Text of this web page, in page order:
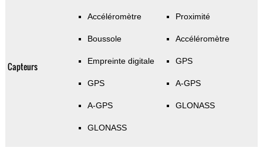
Capteurs
Accéléromètre
Boussole
Empreinte digitale
GPS
A-GPS
GLONASS
Proximité
Accéléromètre
GPS
A-GPS
GLONASS